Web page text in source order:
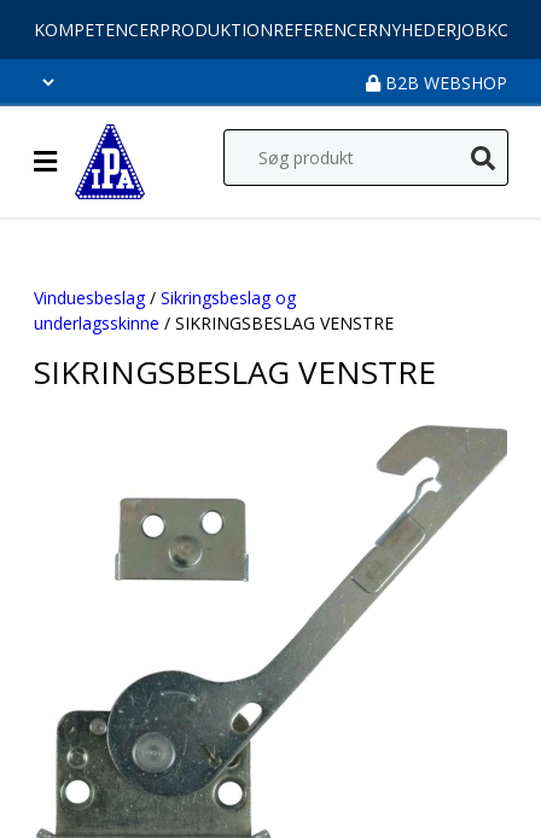
KOMPETENCERPRODUKTIONREFERENCERNYHEDERJOB
B2B WEBSHOP
Vinduesbeslag/ Sikringsbeslag og
underlagsskinne / SIKRINGSBESLAG VENSTRE
SIKRINGSBESLAG VENSTRE